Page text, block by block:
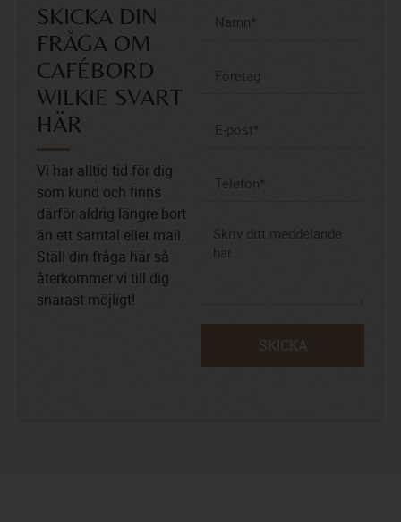
SKICKA DIN
FRÅGA OM
CAFÉBORD
WILKIE SVART
HÄR
Vi har alltid tid för dig
som kund och finns
därför aldrig längre bort
än ett samtal eller mail.
Ställ din fråga här så
återkommer vi till dig
snarast möjligt!
SKICKA